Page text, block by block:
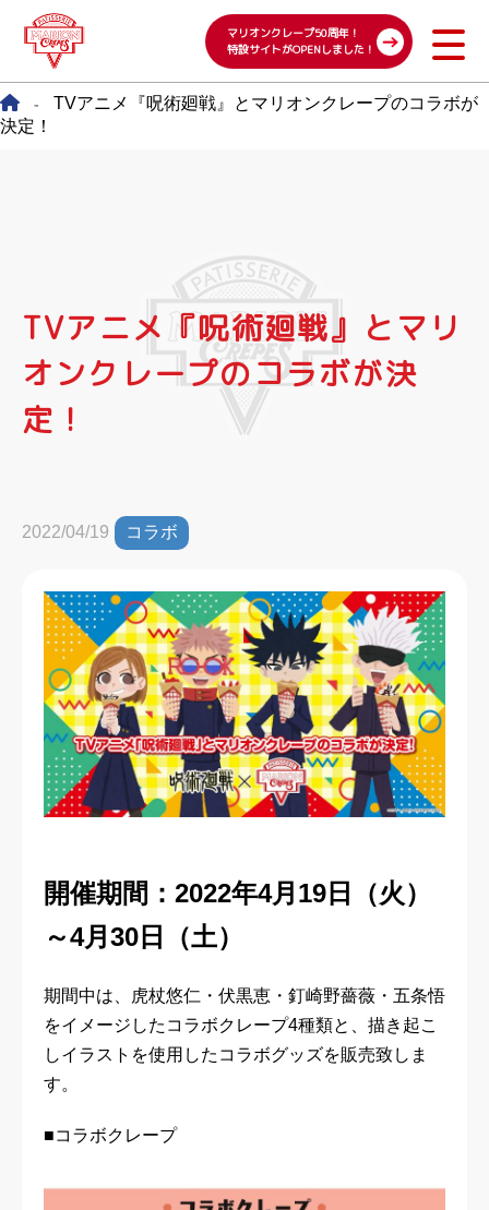
マリオンクレープ50周年！
特設サイトがOPENしました！
-
TVアニメ『呪術廻戦』とマリオンクレープのコラボが
決定！
TVアニメ『呪術廻戦』とマリ
オンクレープのコラボが決
定！
2022/04/19 コラボ
開催期間：2022年4月19日（火）
～4月30日（土）
期間中は、虎杖悠仁・伏黒恵・釘崎野薔薇・五条悟
をイメージしたコラボクレープ4種類と、描き起こ
しイラストを使用したコラボグッズを販売致しま
す。
■コラボクレープ